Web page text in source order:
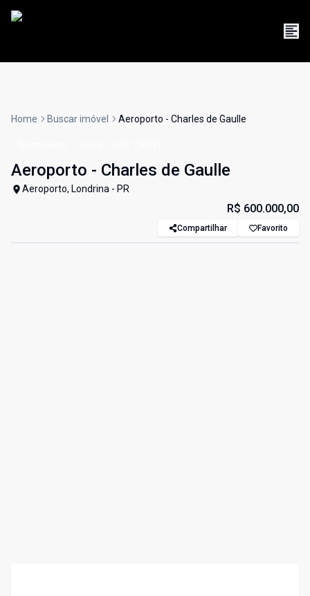
Home Buscar imóvel Aeroporto - Charles de Gaulle
Aeroporto - Charles de Gaulle
Aeroporto, Londrina - PR
R$ 600.000,00
Compartilhar Favorito